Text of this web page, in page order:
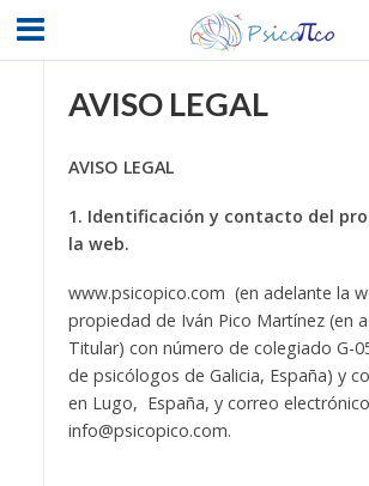
AVISO LEGAL
AVISO LEGAL
1. Identificación y contacto del
la web.
www.psicopico.com (en adelante la
propiedad de Iván Pico Martínez (en
Titular) con número de colegiado G-
de psicólogos de Galicia, España) y
en Lugo, España, y correo electrónico
info@psicopico.com.